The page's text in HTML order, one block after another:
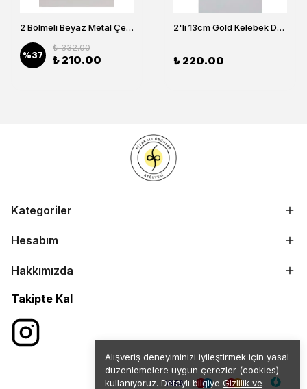
Alışveriş deneyiminizi iyileştirmek için yasal
düzenlemelere uygun çerezler (cookies)
kullanıyoruz. Detaylı bilgiye Gizlilik ve
2 Bölmeli Beyaz Metal Çerezlik, Altın Dallı Çerez Tabağı
%37
₺ 332.00
₺ 210.00
2'li 13cm Gold Kelebek Detaylı Metal Ayaklı Cam Lokumluk , Sunumluk , Şekerlik, Çerezlik
₺ 220.00
Kategoriler
Hesabım
Hakkımızda
Takipte Kal